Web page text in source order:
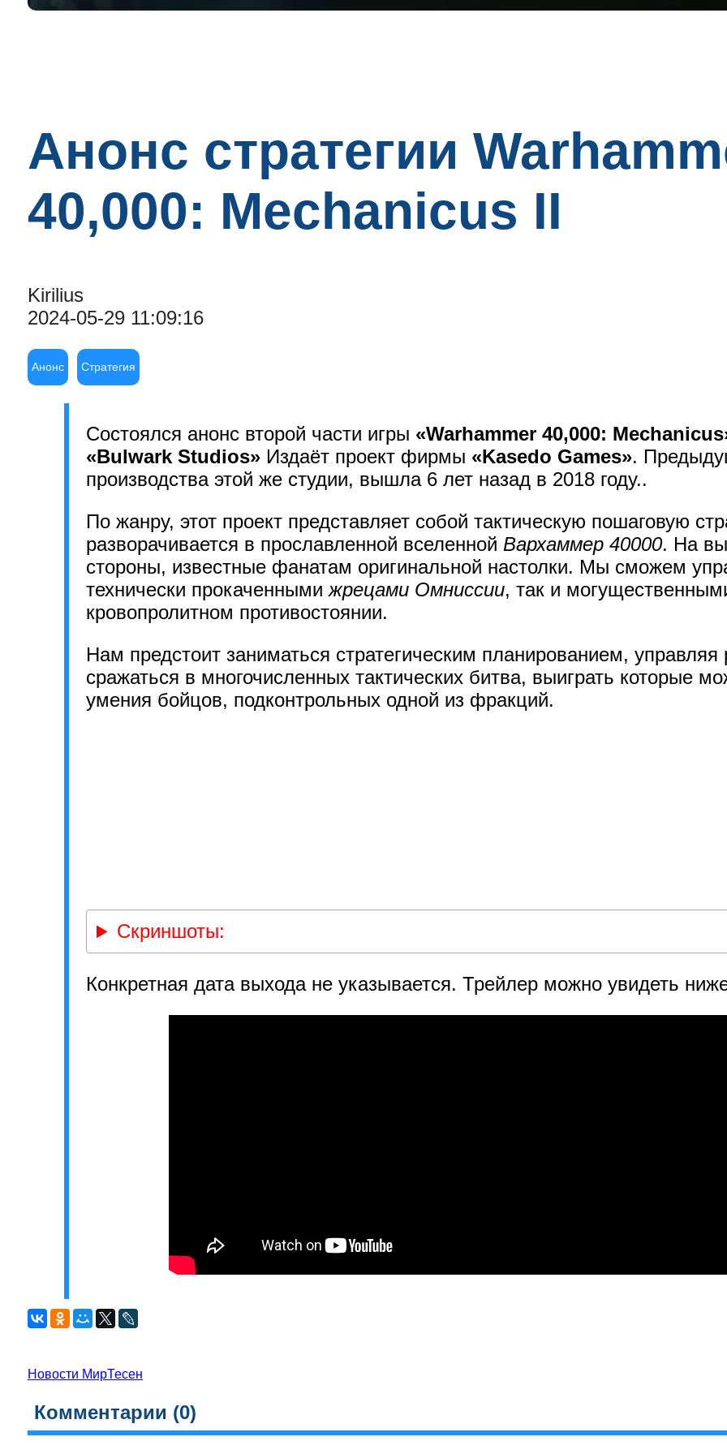
Анонс стратегии
40,000: Mechanicus II
Kirilius
2024-05-29 11:09:16
Анонс Стратегия
Состоялся анонс второй части игры «Warhammer 40,000:
«Bulwark Studios» Издаёт проект фирмы «Kasedo Games».
производства этой же студии, вышла 6 лет назад в 2018 году..
По жанру, этот проект представляет собой тактическую пошаговую
разворачивается в прославленной вселенной Вархаммер 40000. На
стороны, известные фанатам оригинальной настолки. Мы сможем
технически прокаченными жрецами Омниссии, так и
кровопролитном противостоянии.
Нам предстоит заниматься стратегическим планированием,
сражаться в многочисленных тактических битва, выиграть которые
умения бойцов, подконтрольных одной из фракций.
Скриншоты:
Конкретная дата выхода не указывается. Трейлер можно увидеть
Новости МирТесен
Комментарии (0)